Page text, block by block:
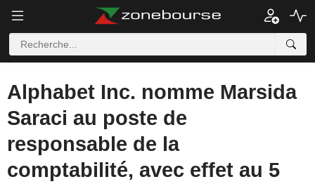
Alphabet Inc. nomme Marsida
Saraci au poste de
responsable de la
comptabilité, avec effet au 5